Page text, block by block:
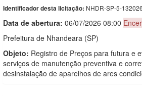
Identificador desta licitação: NHDR-SP-5-
Data de abertura: 06/07/2026 08:00
Prefeitura de Nhandeara (SP)
Objeto: Registro de Preços para futura e
serviços de manutenção preventiva e
desinstalação de aparelhos de ares